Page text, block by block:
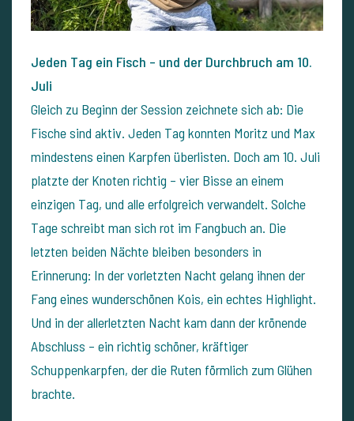
Jeden Tag ein Fisch – und der Durchbruch am 10.
Juli
Gleich zu Beginn der Session zeichnete sich ab: Die
Fische sind aktiv. Jeden Tag konnten Moritz und Max
mindestens einen Karpfen überlisten. Doch am 10. Juli
platzte der Knoten richtig – vier Bisse an einem
einzigen Tag, und alle erfolgreich verwandelt. Solche
Tage schreibt man sich rot im Fangbuch an. Die
letzten beiden Nächte bleiben besonders in
Erinnerung: In der vorletzten Nacht gelang ihnen der
Fang eines wunderschönen Kois, ein echtes Highlight.
Und in der allerletzten Nacht kam dann der krönende
Abschluss – ein richtig schöner, kräftiger
Schuppenkarpfen, der die Ruten förmlich zum Glühen
brachte.